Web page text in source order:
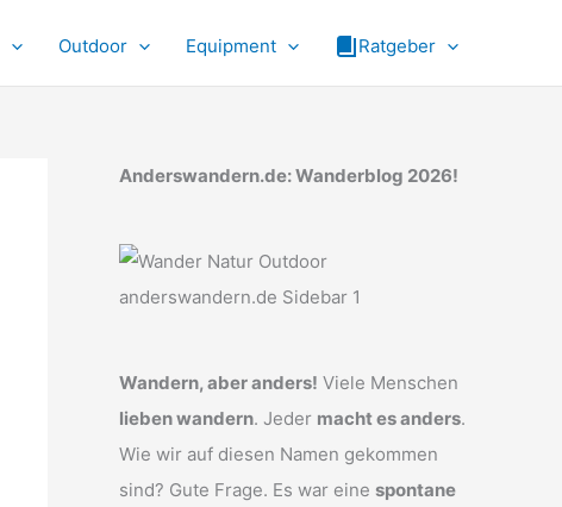
Outdoor Equipment Ratgeber
Anderswandern.de: Wanderblog 2026!
Wandern, aber anders! Viele Menschen
lieben wandern. Jeder macht es anders.
Wie wir auf diesen Namen gekommen
sind? Gute Frage. Es war eine spontane